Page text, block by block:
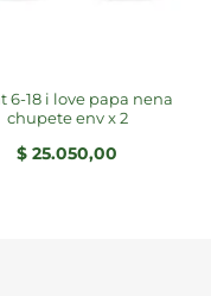
chupete env x 2
$ 25.050,00